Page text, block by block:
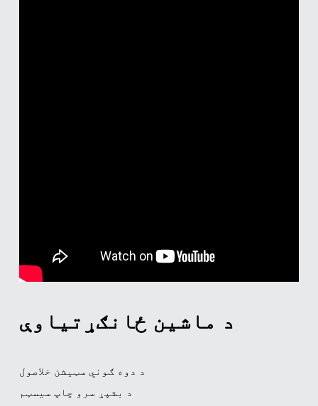
د ماشین ځانګړتیاوې
د دوه ګوني سټیشن خلاصول
د بشپړ سرو چاپ سیسټم